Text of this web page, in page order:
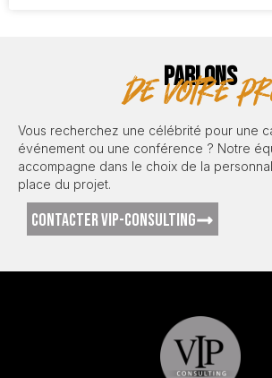
PARLONS
de votre
Vous recherchez une célébrité pour une
événement ou une conférence ? Notre
accompagne dans le choix de la
place du projet.
CONTACTER VIP-CONSULTING